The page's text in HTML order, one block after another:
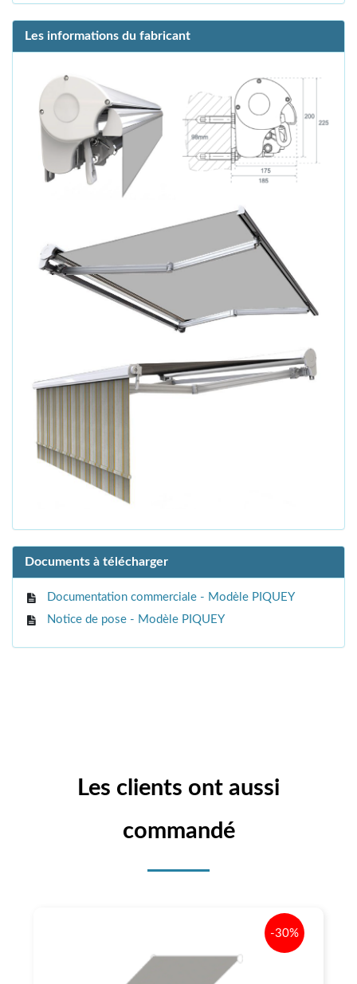
Les informations du fabricant
Documents à télécharger
Documentation commerciale - Modèle PIQUEY
Notice de pose - Modèle PIQUEY
Les clients ont aussi
commandé
-30%